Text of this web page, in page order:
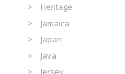
Heritage
Jamaica
Japan
Java